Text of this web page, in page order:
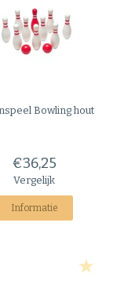
Bowling hout
€36,25
Vergelijk
Informatie